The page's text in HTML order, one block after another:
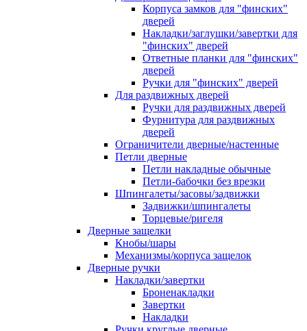
Корпуса замков для "финских"
дверей
Накладки/заглушки/завертки для
"финских" дверей
Ответные планки для "финских"
дверей
Ручки для "финских" дверей
Для раздвижных дверей
Ручки для раздвижных дверей
Фурнитура для раздвижных
дверей
Ограничители дверные/настенные
Петли дверные
Петли накладные обычные
Петли-бабочки без врезки
Шпингалеты/засовы/задвижки
Задвижки/шпингалеты
Торцевые/ригеля
Дверные защелки
Кнобы/шары
Механизмы/корпуса защелок
Дверные ручки
Накладки/завертки
Броненакладки
Завертки
Накладки